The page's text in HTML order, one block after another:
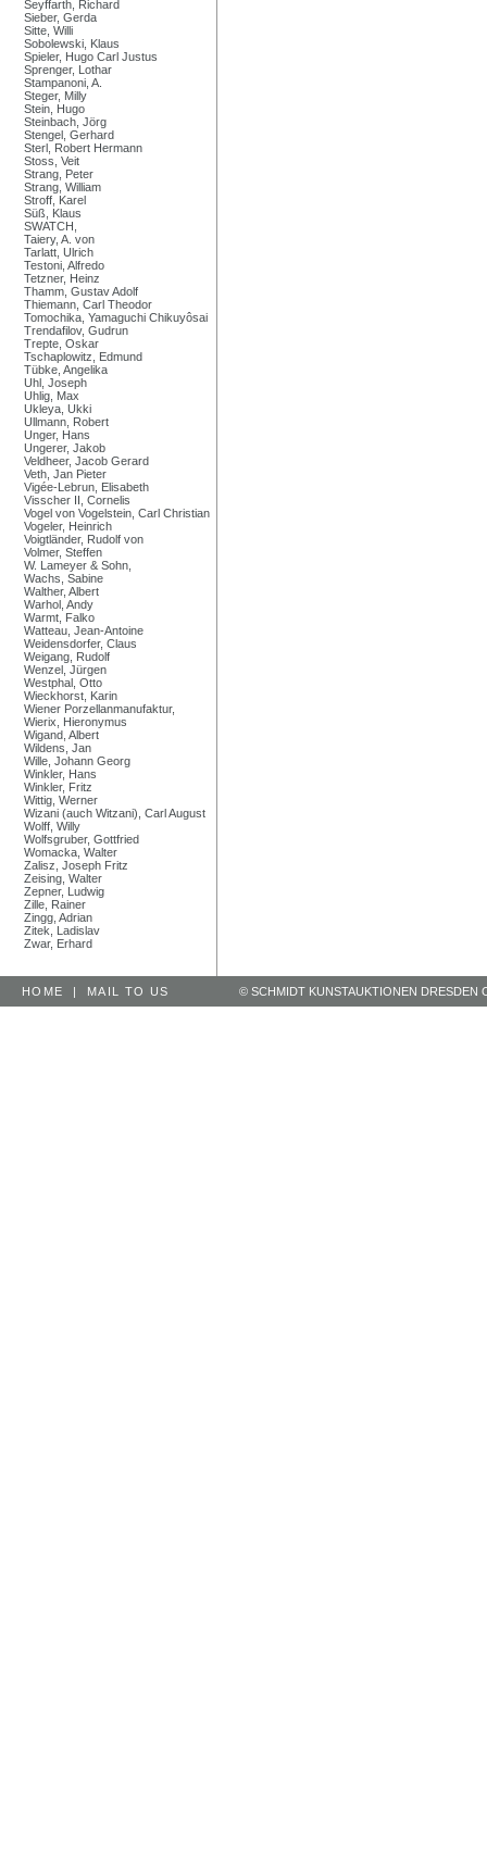
Seyffarth, Richard
Sieber, Gerda
Sitte, Willi
Sobolewski, Klaus
Spieler, Hugo Carl Justus
Sprenger, Lothar
Stampanoni, A.
Steger, Milly
Stein, Hugo
Steinbach, Jörg
Stengel, Gerhard
Sterl, Robert Hermann
Stoss, Veit
Strang, Peter
Strang, William
Stroff, Karel
Süß, Klaus
SWATCH,
Taiery, A. von
Tarlatt, Ulrich
Testoni, Alfredo
Tetzner, Heinz
Thamm, Gustav Adolf
Thiemann, Carl Theodor
Tomochika, Yamaguchi Chikuyôsai
Trendafilov, Gudrun
Trepte, Oskar
Tschaplowitz, Edmund
Tübke, Angelika
Uhl, Joseph
Uhlig, Max
Ukleya, Ukki
Ullmann, Robert
Unger, Hans
Ungerer, Jakob
Veldheer, Jacob Gerard
Veth, Jan Pieter
Vigée-Lebrun, Elisabeth
Visscher II, Cornelis
Vogel von Vogelstein, Carl Christian
Vogeler, Heinrich
Voigtländer, Rudolf von
Volmer, Steffen
W. Lameyer & Sohn,
Wachs, Sabine
Walther, Albert
Warhol, Andy
Warmt, Falko
Watteau, Jean-Antoine
Weidensdorfer, Claus
Weigang, Rudolf
Wenzel, Jürgen
Westphal, Otto
Wieckhorst, Karin
Wiener Porzellanmanufaktur,
Wierix, Hieronymus
Wigand, Albert
Wildens, Jan
Wille, Johann Georg
Winkler, Hans
Winkler, Fritz
Wittig, Werner
Wizani (auch Witzani), Carl August
Wolff, Willy
Wolfsgruber, Gottfried
Womacka, Walter
Zalisz, Joseph Fritz
Zeising, Walter
Zepner, Ludwig
Zille, Rainer
Zingg, Adrian
Zitek, Ladislav
Zwar, Erhard
HOME | MAIL TO US © SCHMIDT KUNSTAUKTIONEN DRESDEN